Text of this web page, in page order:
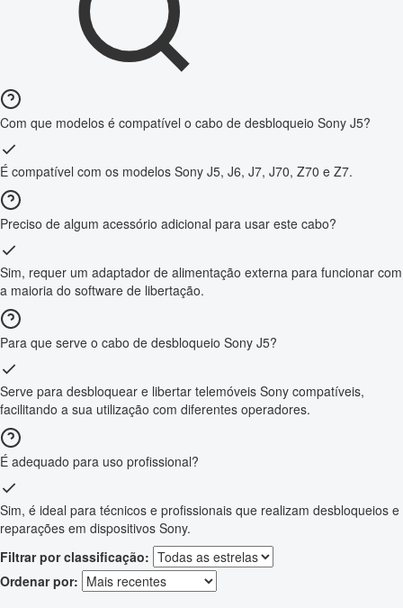
Com que modelos é compatível o cabo de desbloqueio Sony J5?
É compatível com os modelos Sony J5, J6, J7, J70, Z70 e Z7.
Preciso de algum acessório adicional para usar este cabo?
Sim, requer um adaptador de alimentação externa para funcionar com
a maioria do software de libertação.
Para que serve o cabo de desbloqueio Sony J5?
Serve para desbloquear e libertar telemóveis Sony compatíveis,
facilitando a sua utilização com diferentes operadores.
É adequado para uso profissional?
Sim, é ideal para técnicos e profissionais que realizam desbloqueios e
reparações em dispositivos Sony.
Filtrar por classificação:
Ordenar por: